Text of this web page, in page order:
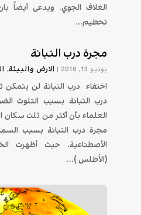
الغلاف الجوي. ويدعى أيضاً
تحطيم...
مجرة درب التبانة
يونيو 13, 2016 | الارض والبيئة,
اختفاء درب التبانة لن
درب التبانة بسبب التلوث
العلماء بأن أكثر من ثلث سكان
مجرة درب التبانة بسبب
الأصطناعية. حيث أظهرت
(الأطلس )...